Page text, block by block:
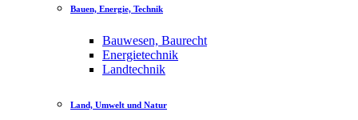
Bauen, Energie, Technik
Bauwesen, Baurecht
Energietechnik
Landtechnik
Land, Umwelt und Natur